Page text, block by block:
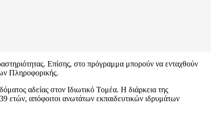
Επίσης, στο πρόγραμμα μπορούν να ενταχθούν
Πληροφορικής.
αδείας στον Ιδιωτικό Τομέα. Η διάρκεια της
ετών, απόφοιτοι ανωτάτων εκπαιδευτικών ιδρυμάτων